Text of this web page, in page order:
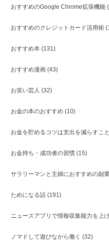
おすすめのGoogle Chrome拡張機能
おすすめのクレジットカード活用術
おすすめ本 (131)
おすすめ漫画 (43)
お笑い芸人 (32)
お金の本のおすすめ (10)
お金を貯めるコツは支出を減らすこと
お金持ち・成功者の習慣 (15)
サラリーマンと主婦におすすめの副
ためになる話 (191)
ニュースアプリで情報収集能力を上
ノマドして遊びながら働く (32)